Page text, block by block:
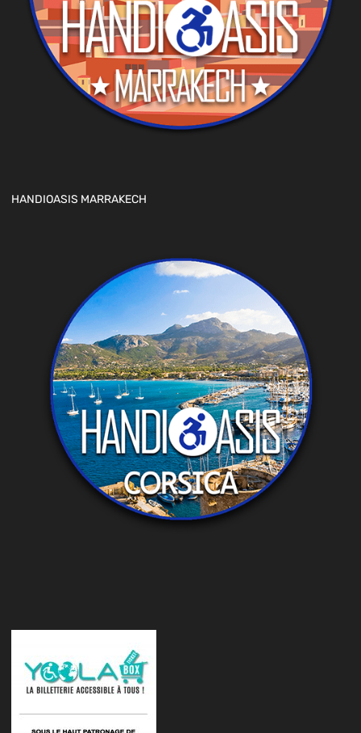
HANDIOASIS MARRAKECH